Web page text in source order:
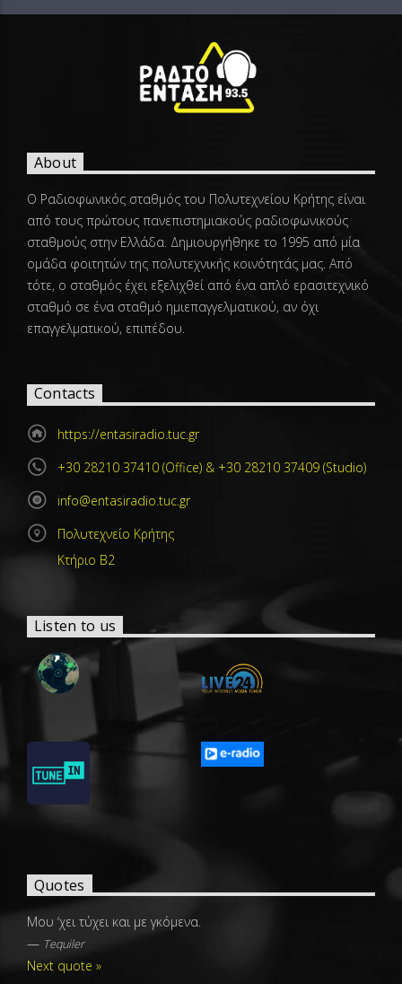
About
Ο Ραδιοφωνικός σταθμός του Πολυτεχνείου Κρήτης είναι
από τους πρώτους πανεπιστημιακούς ραδιοφωνικούς
σταθμούς στην Ελλάδα. Δημιουργήθηκε το 1995 από μία
ομάδα φοιτητών της πολυτεχνικής κοινότητάς μας. Από
τότε, ο σταθμός έχει εξελιχθεί από ένα απλό ερασιτεχνικό
σταθμό σε ένα σταθμό ημιεπαγγελματικού, αν όχι
επαγγελματικού, επιπέδου.
Contacts
https://entasiradio.tuc.gr
+30 28210 37410 (Office) & +30 28210 37409 (Studio)
info@entasiradio.tuc.gr
Πολυτεχνείο Κρήτης
Κτήριο Β2
Listen to us
Quotes
Μου ‘χει τύχει και με γκόμενα.
— Tequiler
Next quote »